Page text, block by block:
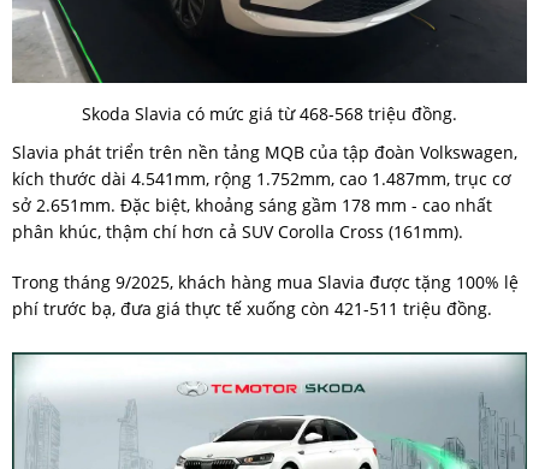
Skoda Slavia có mức giá từ 468-568 triệu đồng.
Slavia phát triển trên nền tảng MQB của tập đoàn Volkswagen,
kích thước dài 4.541mm, rộng 1.752mm, cao 1.487mm, trục cơ
sở 2.651mm. Đặc biệt, khoảng sáng gầm 178 mm - cao nhất
phân khúc, thậm chí hơn cả SUV Corolla Cross (161mm).
Trong tháng 9/2025, khách hàng mua Slavia được tặng 100% lệ
phí trước bạ, đưa giá thực tế xuống còn 421-511 triệu đồng.